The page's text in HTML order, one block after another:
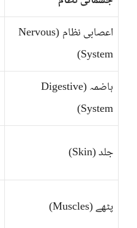
اعصابی نظام (Nervous
System)
ہاضمہ (Digestive
System)
جلد (Skin)
پٹھے (Muscles)